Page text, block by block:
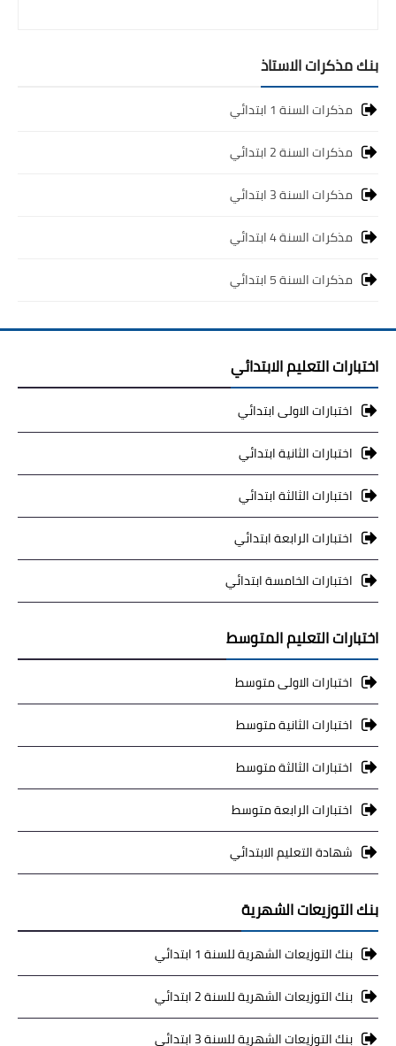
بنك مذكرات الاستاذ
مذكرات السنة 1 ابتدائي
مذكرات السنة 2 ابتدائي
مذكرات السنة 3 ابتدائي
مذكرات السنة 4 ابتدائي
مذكرات السنة 5 ابتدائي
اختبارات التعليم الابتدائي
اختبارات الاولى ابتدائي
اختبارات الثانية ابتدائي
اختبارات الثالثة ابتدائي
اختبارات الرابعة ابتدائي
اختبارات الخامسة ابتدائي
اختبارات التعليم المتوسط
اختبارات الاولى متوسط
اختبارات الثانية متوسط
اختبارات الثالثة متوسط
اختبارات الرابعة متوسط
شهادة التعليم الابتدائي
بنك التوزيعات الشهرية
بنك التوزيعات الشهرية للسنة 1 ابتدائي
بنك التوزيعات الشهرية للسنة 2 ابتدائي
بنك التوزيعات الشهرية للسنة 3 ابتدائي